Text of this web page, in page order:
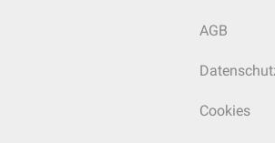
AGB
Cookies